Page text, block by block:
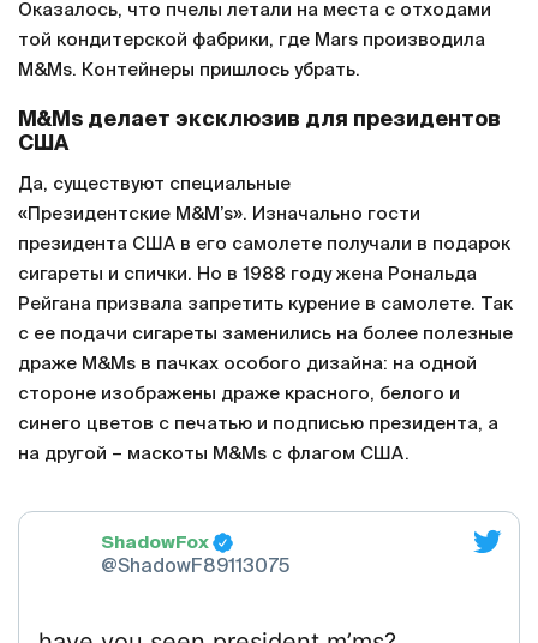
Оказалось, что пчелы летали на места с отходами
той кондитерской фабрики, где Mars производила
M&Ms. Контейнеры пришлось убрать.
M&Ms делает эксклюзив для президентов
США
Да, существуют специальные
«Президентские M&M’s». Изначально гости
президента США в его самолете получали в подарок
сигареты и спички. Но в 1988 году жена Рональда
Рейгана призвала запретить курение в самолете. Так
с ее подачи сигареты заменились на более полезные
драже M&Ms в пачках особого дизайна: на одной
стороне изображены драже красного, белого и
синего цветов с печатью и подписью президента, а
на другой – маскоты M&Ms с флагом США.
ShadowFox
@ShadowF89113075